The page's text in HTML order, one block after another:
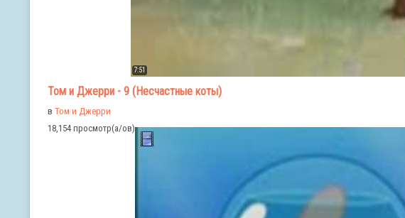
7:51
Том и Джерри - 9 (Несчастные коты)
в Том и Джерри
18,154 просмотр(а/ов)